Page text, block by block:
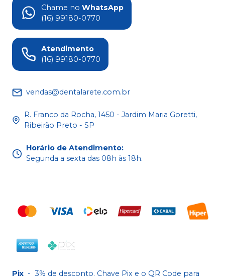
Chame no WhatsApp
(16) 99180-0770
Atendimento
(16) 99180-0770
vendas@dentalarete.com.br
R. Franco da Rocha, 1450 - Jardim Maria Goretti,
Ribeirão Preto - SP
Horário de Atendimento:
Segunda a sexta das 08h às 18h.
Pix - 3% de desconto. Chave Pix e o QR Code para